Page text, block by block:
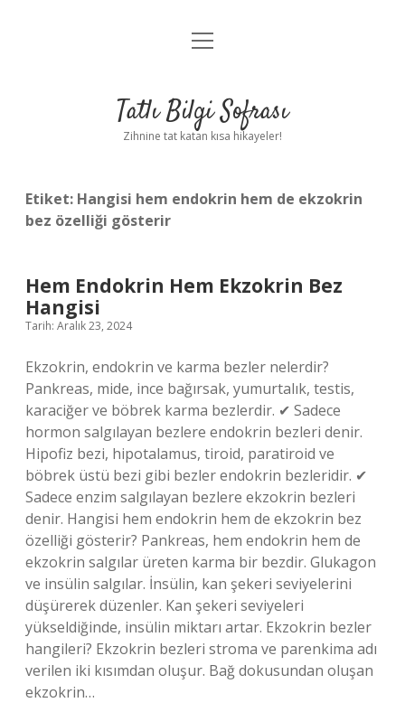
Anasayfa
Yasal Uyarı
menüyü
Tatlı Bilgi Sofrası
Zihnine tat katan kısa hikayeler!
Etiket: Hangisi hem endokrin hem de ekzokrin
bez özelliği gösterir
Hem Endokrin Hem Ekzokrin Bez
Hangisi
Tarih: Aralık 23, 2024
Ekzokrin, endokrin ve karma bezler nelerdir?
Pankreas, mide, ince bağırsak, yumurtalık, testis,
karaciğer ve böbrek karma bezlerdir. ✔ Sadece
hormon salgılayan bezlere endokrin bezleri denir.
Hipofiz bezi, hipotalamus, tiroid, paratiroid ve
böbrek üstü bezi gibi bezler endokrin bezleridir. ✔
Sadece enzim salgılayan bezlere ekzokrin bezleri
denir. Hangisi hem endokrin hem de ekzokrin bez
özelliği gösterir? Pankreas, hem endokrin hem de
ekzokrin salgılar üreten karma bir bezdir. Glukagon
ve insülin salgılar. İnsülin, kan şekeri seviyelerini
düşürerek düzenler. Kan şekeri seviyeleri
yükseldiğinde, insülin miktarı artar. Ekzokrin bezler
hangileri? Ekzokrin bezleri stroma ve parenkima adı
verilen iki kısımdan oluşur. Bağ dokusundan oluşan
ekzokrin…